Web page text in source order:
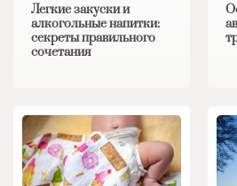
Легкие закуски и
алкогольные напитки:
секреты правильного
сочетания